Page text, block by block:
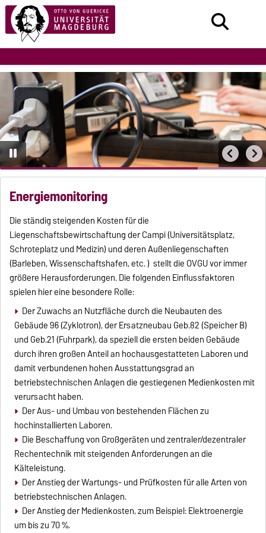
Energiemonitoring
Die ständig steigenden Kosten für die
Liegenschaftsbewirtschaftung der Campi (Universitätsplatz,
Schroteplatz und Medizin) und deren Außenliegenschaften
(Barleben, Wissenschaftshafen, etc. ) stellt die OVGU vor immer
größere Herausforderungen. Die folgenden Einflussfaktoren
spielen hier eine besondere Rolle:
Der Zuwachs an Nutzfläche durch die Neubauten des
Gebäude 96 (Zyklotron), der Ersatzneubau Geb.82 (Speicher B)
und Geb.21 (Fuhrpark), da speziell die ersten beiden Gebäude
durch ihren großen Anteil an hochausgestatteten Laboren und
damit verbundenen hohen Ausstattungsgrad an
betriebstechnischen Anlagen die gestiegenen Medienkosten mit
verursacht haben.
Der Aus- und Umbau von bestehenden Flächen zu
hochinstallierten Laboren.
Die Beschaffung von Großgeräten und zentraler/dezentraler
Rechentechnik mit steigenden Anforderungen an die
Kälteleistung.
Der Anstieg der Wartungs- und Prüfkosten für alle Arten von
betriebstechnischen Anlagen.
Der Anstieg der Medienkosten, zum Beispiel: Elektroenergie
um bis zu 70 %.